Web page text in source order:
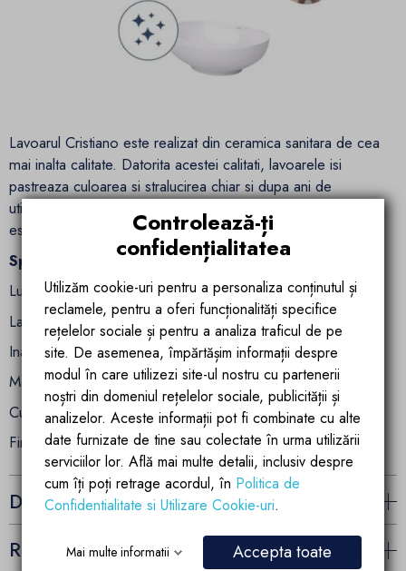
Lavoarul Cristiano este realizat din ceramica sanitara de cea
mai inalta calitate. Datorita acestei calitati, lavoarele isi
pastreaza culoarea si stralucirea chiar si dupa ani de
utilizare. Nuanta tuturor produselor din ceramica sanitara,
este pe deplin satisfacatoare!
Specificatii tehnice:
Lungime: 31 cm
Latime: 31 cm
Inaltime: 15.5 cm
Material: ceramica sanitara
Culoare : Alb interior Auriu exterior.
Finisaj: Lucios
Detalii ale produsului
Recenzii (0)
Controlează-ți
confidențialitatea
Utilizăm cookie-uri pentru a personaliza conținutul și
reclamele, pentru a oferi funcționalități specifice
rețelelor sociale și pentru a analiza traficul de pe
site. De asemenea, împărtășim informații despre
modul în care utilizezi site-ul nostru cu partenerii
noștri din domeniul rețelelor sociale, publicității și
analizelor. Aceste informații pot fi combinate cu alte
date furnizate de tine sau colectate în urma utilizării
serviciilor lor. Află mai multe detalii, inclusiv despre
cum îți poți retrage acordul, în Politica de
Confidentialitate si Utilizare Cookie-uri.
Mai multe informatii Accepta toate